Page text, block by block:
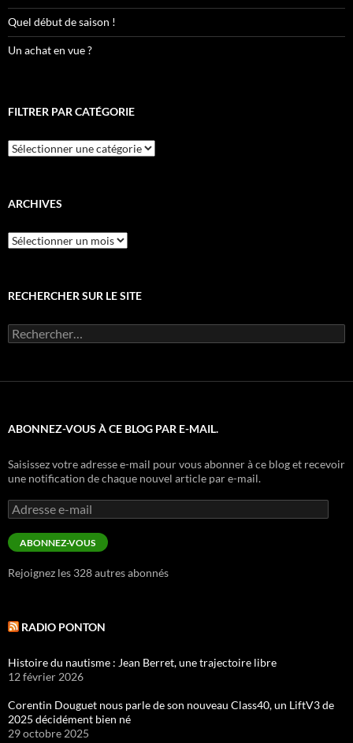
Quel début de saison !
Un achat en vue ?
FILTRER PAR CATÉGORIE
Filtrer
par
ARCHIVES
Archives
RECHERCHER SUR LE SITE
Rechercher :
ABONNEZ-VOUS À CE BLOG PAR E-MAIL.
Saisissez votre adresse e-mail pour vous abonner à ce blog et recevoir
une notification de chaque nouvel article par e-mail.
Adresse
e-
mail
ABONNEZ-VOUS
Rejoignez les 328 autres abonnés
RADIO PONTON
Histoire du nautisme : Jean Berret, une trajectoire libre
12 février 2026
Corentin Douguet nous parle de son nouveau Class40, un LiftV3 de
2025 décidément bien né
29 octobre 2025